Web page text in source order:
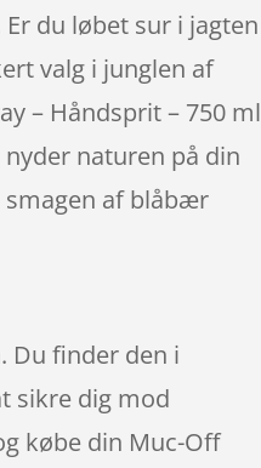
du løbet sur i jagten
valg i junglen af
– Håndsprit – 750 ml
naturen på din
smagen af blåbær
Du finder den i
sikre dig mod
købe din Muc-Off